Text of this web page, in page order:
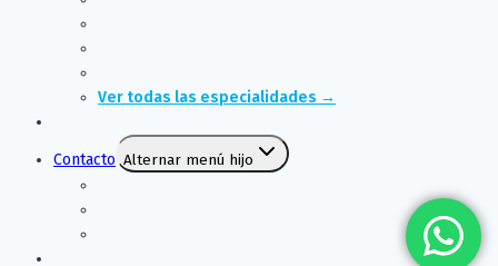
Ver todas las especialidades →
Contacto Alternar menú hijo